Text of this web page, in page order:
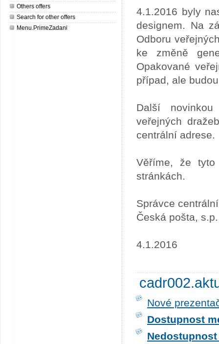
Others offers
Search for other offers
Menu.PrimeZadani
4.1.2016 byly
designem. Na
Odboru
ke změně
Opakované
případ, ale
Další
veřejných
centrální adrese.
Věříme, že
stránkách.
Správce
Česká pošta, s.p.
4.1.2016
Nové
Dostupnost